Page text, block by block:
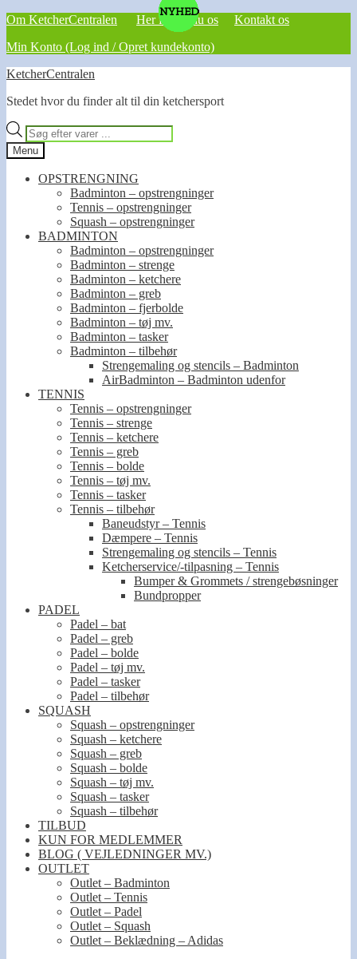
Om KetcherCentralen Her finder du os
Kontakt os
Min Konto (Log ind / Opret kundekonto)
Spring
navigation
Spring
indhold
KetcherCentralen
Stedet hvor du finder alt til din ketchersport
Products
search
Menu
OPSTRENGNING
Badminton – opstrengninger
Tennis – opstrengninger
Squash – opstrengninger
BADMINTON
Badminton – opstrengninger
Badminton – strenge
Badminton – ketchere
Badminton – greb
Badminton – fjerbolde
Badminton – tøj mv.
Badminton – tasker
Badminton – tilbehør
Strengemaling og stencils – Badminton
AirBadminton – Badminton udenfor
TENNIS
Tennis – opstrengninger
Tennis – strenge
Tennis – ketchere
Tennis – greb
Tennis – bolde
Tennis – tøj mv.
Tennis – tasker
Tennis – tilbehør
Baneudstyr – Tennis
Dæmpere – Tennis
Strengemaling og stencils – Tennis
Ketcherservice/-tilpasning – Tennis
Bumper & Grommets / strengebøsninger
Bundpropper
PADEL
Padel – bat
Padel – greb
Padel – bolde
Padel – tøj mv.
Padel – tasker
Padel – tilbehør
SQUASH
Squash – opstrengninger
Squash – ketchere
Squash – greb
Squash – bolde
Squash – tøj mv.
Squash – tasker
Squash – tilbehør
TILBUD
KUN FOR MEDLEMMER
BLOG ( VEJLEDNINGER MV.)
OUTLET
Outlet – Badminton
Outlet – Tennis
Outlet – Padel
Outlet – Squash
Outlet – Beklædning – Adidas
NYHED
NYHED
NYHED
NYHED
NYHED
NYHED
NYHED
NYHED
NYHED
NYHED
NYHED